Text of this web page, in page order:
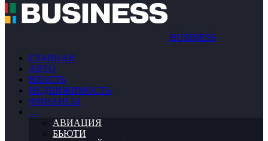
BUSINESS
ГЛАВНАЯ
АВТО
ВЛАСТЬ
НЕДВИЖИМОСТЬ
ФИНАНСЫ
…
АВИАЦИЯ
БЬЮТИ